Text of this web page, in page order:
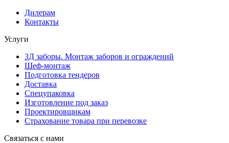
Дилерам
Контакты
Услуги
3Д заборы. Монтаж заборов и ограждений
Шеф-монтаж
Подготовка тендеров
Доставка
Спецупаковка
Изготовление под заказ
Проектировщикам
Страхование товара при перевозке
Связаться с нами